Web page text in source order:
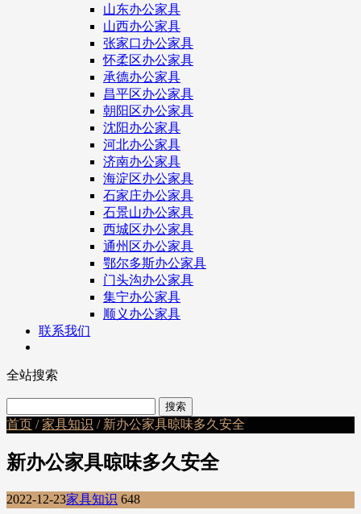
山东办公家具
山西办公家具
张家口办公家具
怀柔区办公家具
承德办公家具
昌平区办公家具
朝阳区办公家具
沈阳办公家具
河北办公家具
济南办公家具
海淀区办公家具
石家庄办公家具
石景山办公家具
西城区办公家具
通州区办公家具
鄂尔多斯办公家具
门头沟办公家具
集宁办公家具
顺义办公家具
联系我们
全站搜索
首页 /家具知识 / 新办公家具晾味多久安全
新办公家具晾味多久安全
2022-12-23家具知识 648